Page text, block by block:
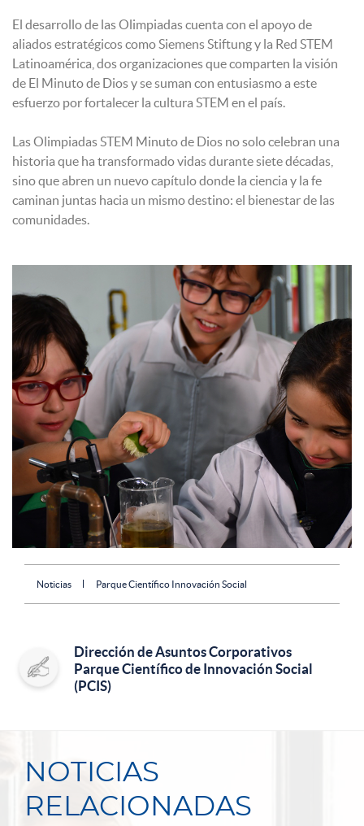
El desarrollo de las Olimpiadas cuenta con el apoyo de
aliados estratégicos como Siemens Stiftung y la Red STEM
Latinoamérica, dos organizaciones que comparten la visión
de El Minuto de Dios y se suman con entusiasmo a este
esfuerzo por fortalecer la cultura STEM en el país.
Las Olimpiadas STEM Minuto de Dios no solo celebran una
historia que ha transformado vidas durante siete décadas,
sino que abren un nuevo capítulo donde la ciencia y la fe
caminan juntas hacia un mismo destino: el bienestar de las
comunidades.
Noticias Parque Científico Innovación Social
Dirección de Asuntos Corporativos
Parque Científico de Innovación Social
(PCIS)
NOTICIAS
RELACIONADAS